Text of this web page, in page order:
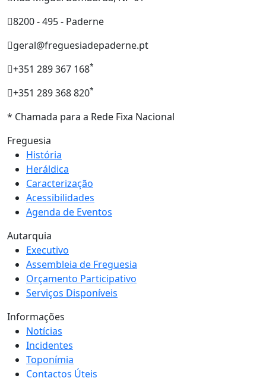
8200 - 495 - Paderne
geral@freguesiadepaderne.pt
+351 289 367 168*
+351 289 368 820*
* Chamada para a Rede Fixa Nacional
Freguesia
História
Heráldica
Caracterização
Acessibilidades
Agenda de Eventos
Autarquia
Executivo
Assembleia de Freguesia
Orçamento Participativo
Serviços Disponíveis
Informações
Notícias
Incidentes
Toponímia
Contactos Úteis